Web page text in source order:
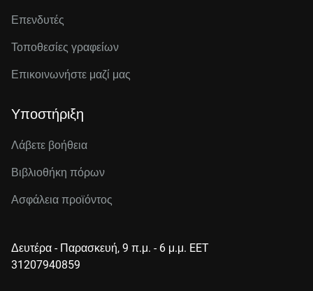
Επενδυτές
Τοποθεσίες γραφείων
Επικοινωνήστε μαζί μας
Υποστήριξη
Λάβετε βοήθεια
Βιβλιοθήκη πόρων
Ασφάλεια προϊόντος
Δευτέρα - Παρασκευή, 9 π.μ. - 6 μ.μ. EET
31207940859